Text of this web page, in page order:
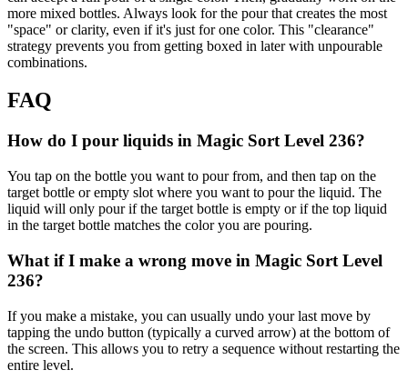
more mixed bottles. Always look for the pour that creates the most
"space" or clarity, even if it's just for one color. This "clearance"
strategy prevents you from getting boxed in later with unpourable
combinations.
FAQ
How do I pour liquids in Magic Sort Level 236?
You tap on the bottle you want to pour from, and then tap on the
target bottle or empty slot where you want to pour the liquid. The
liquid will only pour if the target bottle is empty or if the top liquid
in the target bottle matches the color you are pouring.
What if I make a wrong move in Magic Sort Level
236?
If you make a mistake, you can usually undo your last move by
tapping the undo button (typically a curved arrow) at the bottom of
the screen. This allows you to retry a sequence without restarting the
entire level.